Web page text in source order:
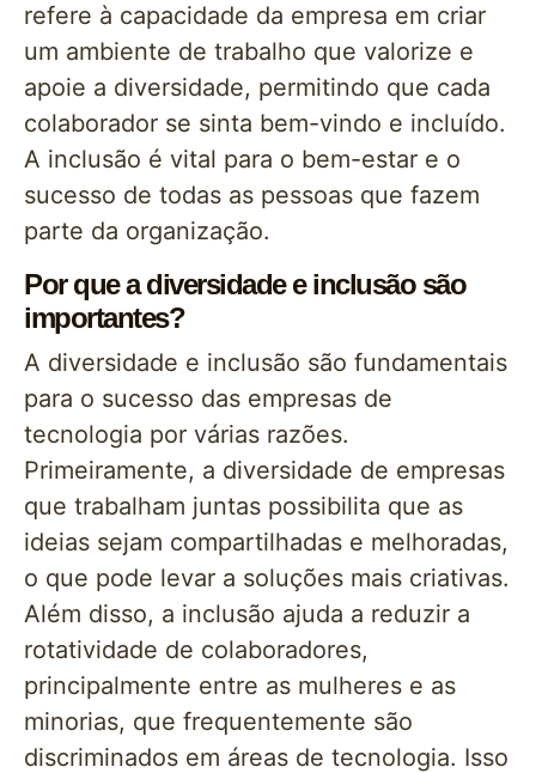
refere à capacidade da empresa em criar
um ambiente de trabalho que valorize e
apoie a diversidade, permitindo que cada
colaborador se sinta bem-vindo e incluído.
A inclusão é vital para o bem-estar e o
sucesso de todas as pessoas que fazem
parte da organização.
Por que a diversidade e inclusão são
importantes?
A diversidade e inclusão são fundamentais
para o sucesso das empresas de
tecnologia por várias razões.
Primeiramente, a diversidade de empresas
que trabalham juntas possibilita que as
ideias sejam compartilhadas e melhoradas,
o que pode levar a soluções mais criativas.
Além disso, a inclusão ajuda a reduzir a
rotatividade de colaboradores,
principalmente entre as mulheres e as
minorias, que frequentemente são
discriminados em áreas de tecnologia. Isso